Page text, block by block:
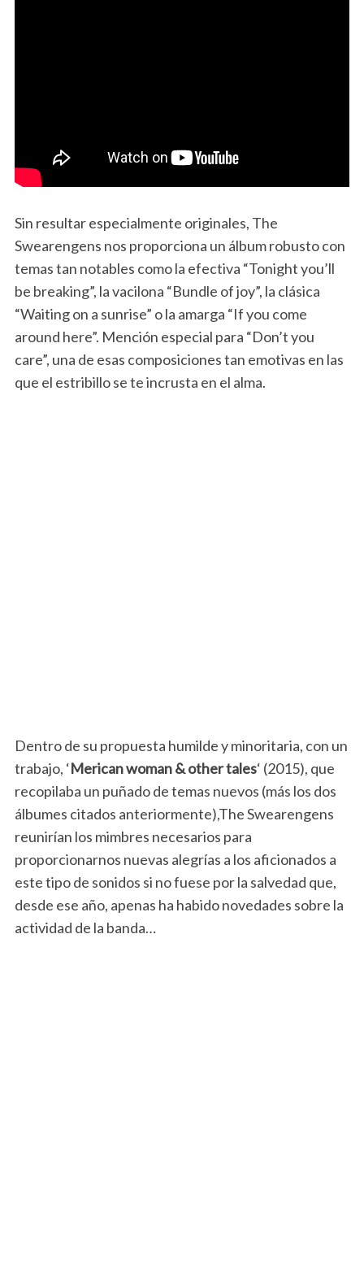
Sin resultar especialmente originales, The
Swearengens nos proporciona un álbum robusto con
temas tan notables como la efectiva “Tonight you’ll
be breaking”, la vacilona “Bundle of joy”, la clásica
“Waiting on a sunrise” o la amarga “If you come
around here”. Mención especial para “Don’t you
care”, una de esas composiciones tan emotivas en las
que el estribillo se te incrusta en el alma.
Dentro de su propuesta humilde y minoritaria, con un
trabajo, ‘Merican woman & other tales‘ (2015), que
recopilaba un puñado de temas nuevos (más los dos
álbumes citados anteriormente),The Swearengens
reunirían los mimbres necesarios para
proporcionarnos nuevas alegrías a los aficionados a
este tipo de sonidos si no fuese por la salvedad que,
desde ese año, apenas ha habido novedades sobre la
actividad de la banda…